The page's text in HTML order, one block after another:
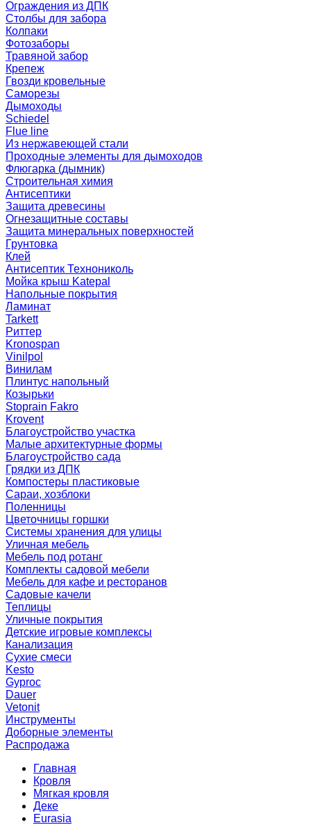
Ограждения из ДПК
Столбы для забора
Колпаки
Фотозаборы
Травяной забор
Крепеж
Гвозди кровельные
Саморезы
Дымоходы
Schiedel
Flue line
Из нержавеющей стали
Проходные элементы для дымоходов
Флюгарка (дымник)
Строительная химия
Антисептики
Защита древесины
Огнезащитные составы
Защита минеральных поверхностей
Грунтовка
Клей
Антисептик Технониколь
Мойка крыш Katepal
Напольные покрытия
Ламинат
Tarkett
Риттер
Kronospan
Vinilpol
Винилам
Плинтус напольный
Козырьки
Stoprain Fakro
Krovent
Благоустройство участка
Малые архитектурные формы
Благоустройство сада
Грядки из ДПК
Компостеры пластиковые
Сараи, хозблоки
Поленницы
Цветочницы горшки
Системы хранения для улицы
Уличная мебель
Мебель под ротанг
Комплекты садовой мебели
Мебель для кафе и ресторанов
Садовые качели
Теплицы
Уличные покрытия
Детские игровые комплексы
Канализация
Сухие смеси
Kesto
Gyproc
Dauer
Vetonit
Инструменты
Доборные элементы
Распродажа
Главная
Кровля
Мягкая кровля
Деке
Eurasia